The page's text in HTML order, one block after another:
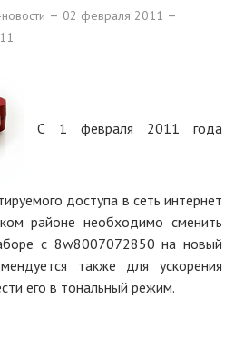
02 февраля 2011
С 1 февраля 2011 года
доступа в сеть интернет
районе необходимо сменить
с 8w8007072850 на новый
также для ускорения
его в тональный режим.